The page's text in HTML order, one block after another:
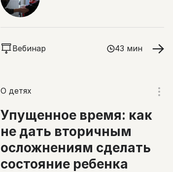
Вебинар 43 мин
О детях
Упущенное время: как
не дать вторичным
осложнениям сделать
состояние ребенка